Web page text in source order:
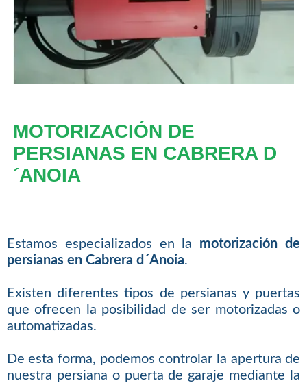
MOTORIZACIÓN DE
PERSIANAS EN CABRERA D
´ANOIA
Estamos especializados en la motorización de
persianas en Cabrera d´Anoia.
Existen diferentes tipos de persianas y puertas
que ofrecen la posibilidad de ser motorizadas o
automatizadas.
De esta forma, podemos controlar la apertura de
nuestra persiana o puerta de garaje mediante la